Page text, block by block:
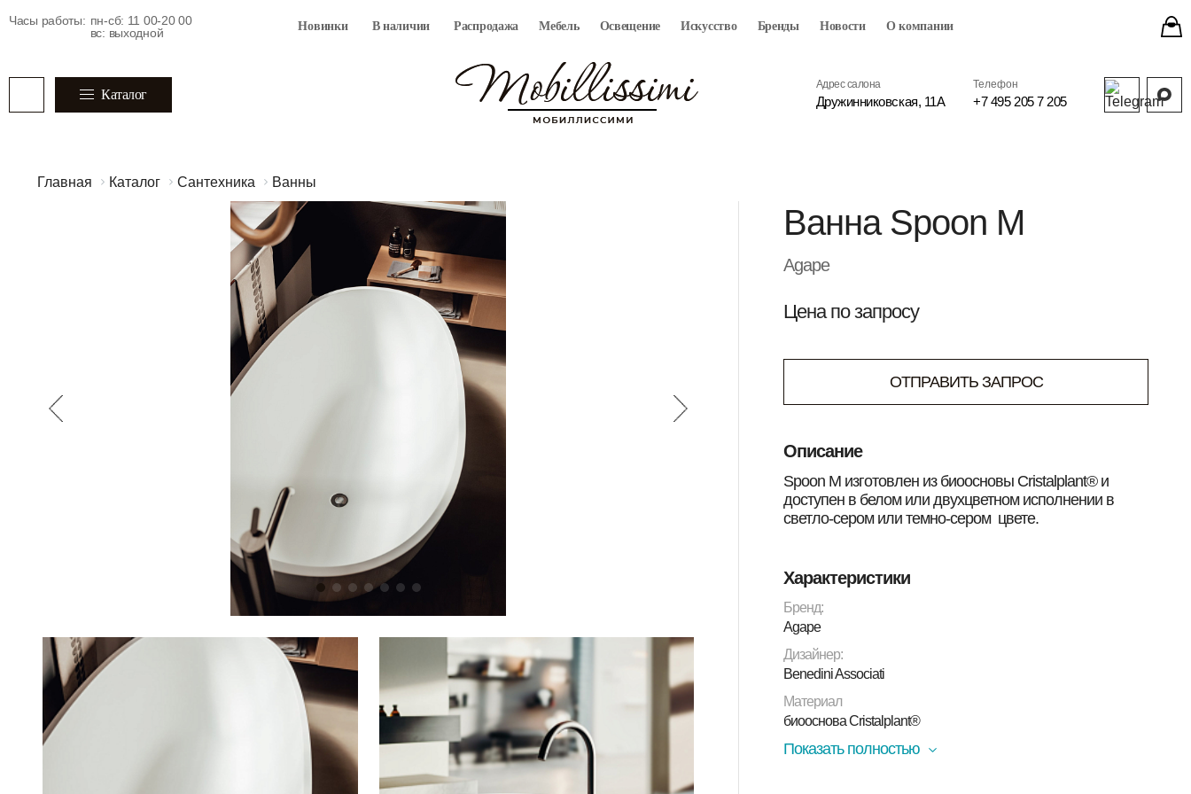
Часы работы: пн-сб: 11 00-20 00
вс: выходной
Новинки В наличии Распродажа Мебель Освещение Искусство Бренды Новости О компании
Каталог
Адрес салона
Дружинниковская, 11А
Телефон
+7 495 205 7 205
Главная Каталог Сантехника Ванны
Ванна Spoon M
Agape
Цена по запросу
ОТПРАВИТЬ ЗАПРОС
Описание
Spoon M изготовлен из биоосновы Cristalplant® и
доступен в белом или двухцветном исполнении в
светло-сером или темно-сером цвете.
Характеристики
Бренд:
Agape
Дизайнер:
Benedini Associati
Материал
биооснова Cristalplant®
Показать полностью